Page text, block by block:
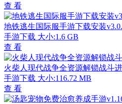
查 看
地铁逃生国际服手游下载安装
手游下载 大小:1.6 GB
查 看
火柴人现代战争全资源解锁战斗
手游下载 大小:116.72 MB
查 看